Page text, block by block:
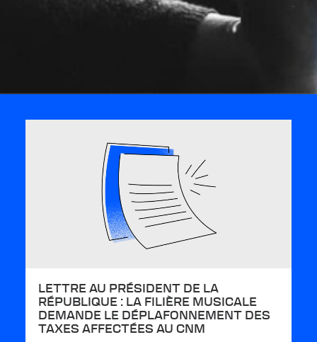
LETTRE AU PRÉSIDENT DE LA
RÉPUBLIQUE : LA FILIÈRE MUSICALE
DEMANDE LE DÉPLAFONNEMENT DES
TAXES AFFECTÉES AU CNM